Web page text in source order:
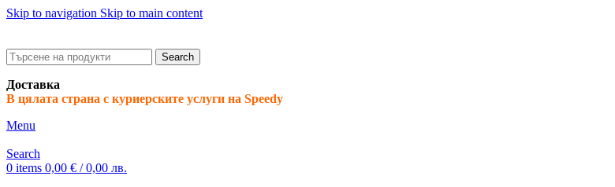
Skip to navigation Skip to main content
Search
Доставка
В цялата страна с куриерските услуги на Speedy
Menu
Search
0 items 0,00 € / 0,00 лв.